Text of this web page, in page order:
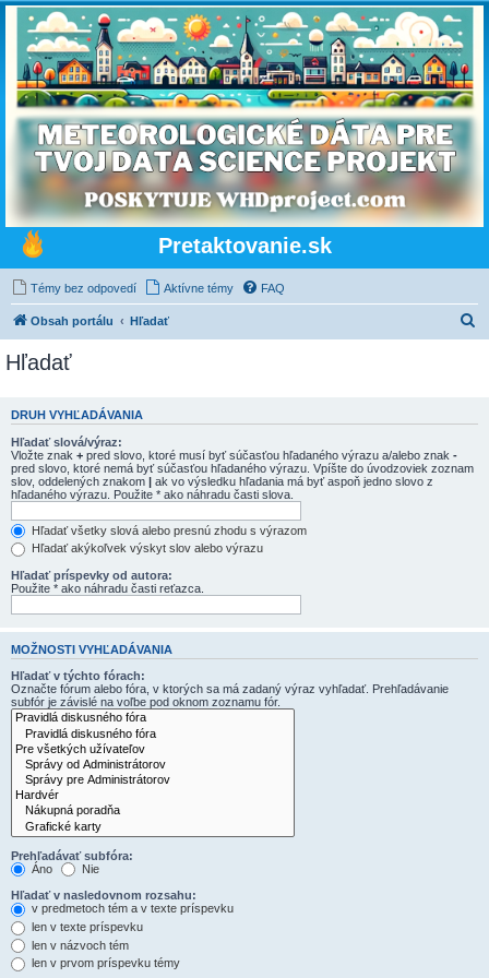
Pretaktovanie.sk
Témy bez odpovedí Aktívne témy FAQ
Obsah portálu Hľadať
a
Hľadať
DRUH VYHĽADÁVANIA
Hľadať slová/výraz:
Vložte znak + pred slovo, ktoré musí byť súčasťou hľadaného výrazu a/alebo znak -
pred slovo, ktoré nemá byť súčasťou hľadaného výrazu. Vpíšte do úvodzoviek zoznam
slov, oddelených znakom | ak vo výsledku hľadania má byť aspoň jedno slovo z
hľadaného výrazu. Použite * ako náhradu časti slova.
Hľadať všetky slová alebo presnú zhodu s výrazom
Hľadať akýkoľvek výskyt slov alebo výrazu
Hľadať príspevky od autora:
Použite * ako náhradu časti reťazca.
MOŽNOSTI VYHĽADÁVANIA
Hľadať v týchto fórach:
Označte fórum alebo fóra, v ktorých sa má zadaný výraz vyhľadať. Prehľadávanie
subfór je závislé na voľbe pod oknom zoznamu fór.
Prehľadávať subfóra:
Áno
Nie
Hľadať v nasledovnom rozsahu:
v predmetoch tém a v texte príspevku
len v texte príspevku
len v názvoch tém
len v prvom príspevku témy